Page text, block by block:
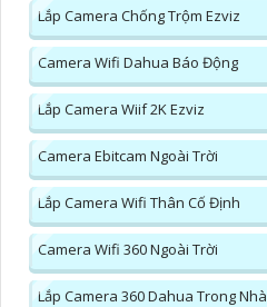
Lắp Camera Chống Trộm Ezviz
Camera Wifi Dahua Báo Động
Lắp Camera Wiif 2K Ezviz
Camera Ebitcam Ngoài Trời
Lắp Camera Wifi Thân Cố Định
Camera Wifi 360 Ngoài Trời
Lắp Camera 360 Dahua Trong Nhà